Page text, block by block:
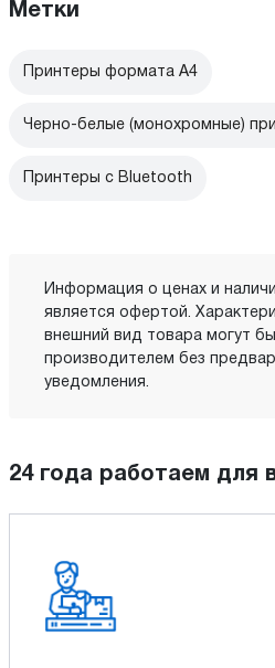
Метки
Принтеры формата А4
Черно-белые (монохромные)
Принтеры с Bluetooth
Информация о ценах и
является офертой.
внешний вид товара могут
производителем без
уведомления.
24 года работаем для